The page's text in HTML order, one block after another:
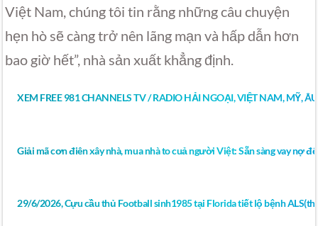
Việt Nam, chúng tôi tin rằng những câu chuyện
hẹn hò sẽ càng trở nên lãng mạn và hấp dẫn hơn
bao giờ hết”, nhà sản xuất khẳng định.
XEM FREE 981 CHANNELS TV / RADIO HẢI NGOẠI, VIỆT NAM, MỸ,
Giải mã cơn điên xây nhà, mua nhà to cuả người Việt: Sẵn sàng vay nợ
29/6/2026, Cựu cầu thủ Football sinh1985 tại Florida tiết lộ bệnh